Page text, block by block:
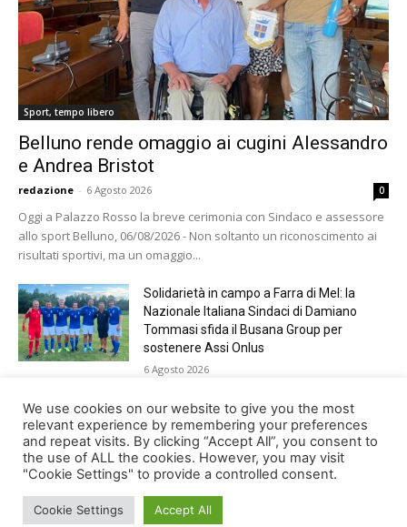
Sport, tempo libero
Belluno rende omaggio ai cugini Alessandro
e Andrea Bristot
redazione - 6 Agosto 2026 0
Oggi a Palazzo Rosso la breve cerimonia con Sindaco e assessore
allo sport Belluno, 06/08/2026 - Non soltanto un riconoscimento ai
risultati sportivi, ma un omaggio...
Solidarietà in campo a Farra di Mel: la
Nazionale Italiana Sindaci di Damiano
Tommasi sfida il Busana Group per
sostenere Assi Onlus
6 Agosto 2026
Shade, Dolcenera, Merk&Kremont,
Benji&Fede e molti altri, giovedì sera a
Jesolo con Radio Bella&Monella
5 Agosto 2026
We use cookies on our website to give you the most
relevant experience by remembering your preferences
and repeat visits. By clicking “Accept All”, you consent to
the use of ALL the cookies. However, you may visit
"Cookie Settings" to provide a controlled consent.
Cookie Settings Accept All